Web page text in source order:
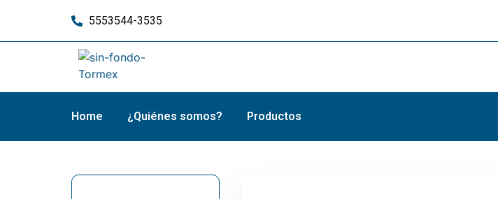
5553544-3535
Home ¿Quiénes somos? Productos